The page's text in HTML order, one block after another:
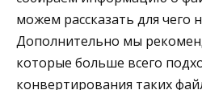
можем рассказать для чего
Дополнительно мы
которые больше всего
конвертирования таких